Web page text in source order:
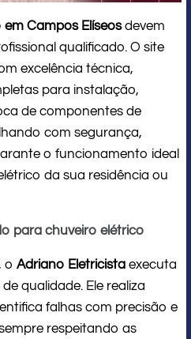
Campos Elíseosdevem
qualificado. O site
excelência técnica,
para instalação,
de componentes de
com segurança,
o funcionamento ideal
da sua residência ou
para chuveiro elétrico
o Adriano Eletricista executa
qualidade. Ele realiza
falhas com precisão e
respeitando as